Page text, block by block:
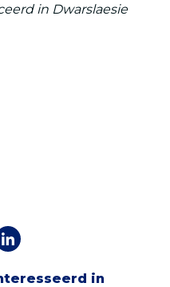
in Dwarslaesie
in